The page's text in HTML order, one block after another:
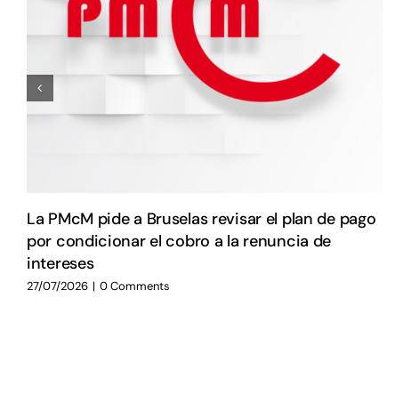
La PMcM pide a Bruselas revisar el plan de pago
por condicionar el cobro a la renuncia de
intereses
27/07/2026 | 0 Comments